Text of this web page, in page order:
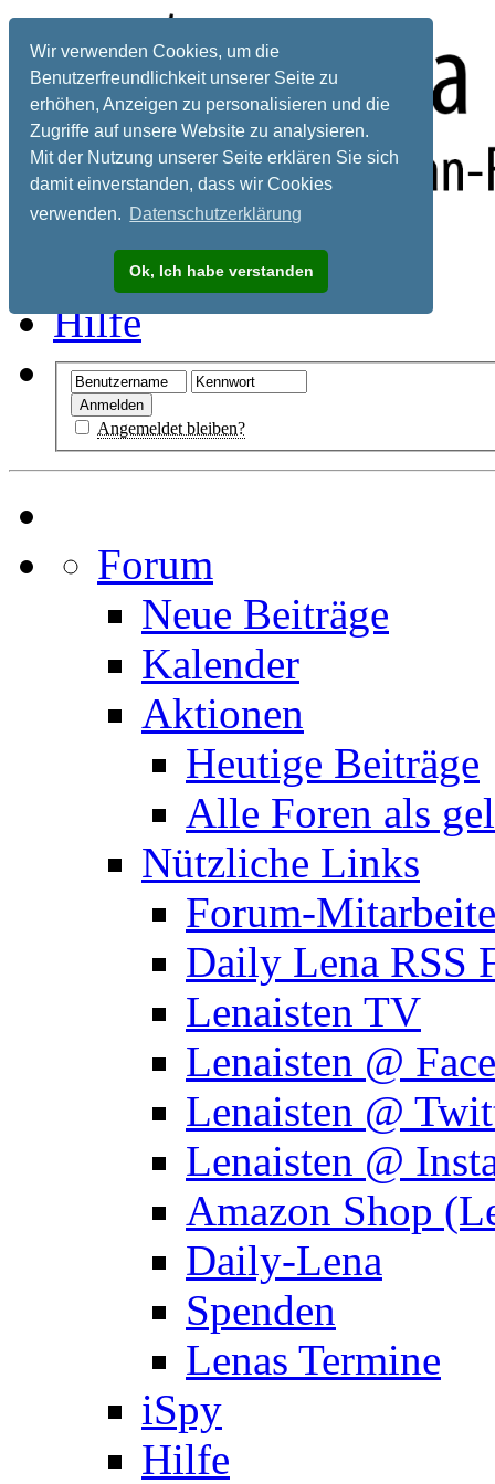
Wir verwenden Cookies, um die
Benutzerfreundlichkeit unserer Seite zu
erhöhen, Anzeigen zu personalisieren und die
Zugriffe auf unsere Website zu analysieren.
Mit der Nutzung unserer Seite erklären Sie sich
damit einverstanden, dass wir Cookies
verwenden. Datenschutzerklärung
Ok, Ich habe verstanden
Registrieren
Hilfe
Angemeldet bleiben?
Forum
Neue Beiträge
Kalender
Aktionen
Heutige Beiträge
Alle Foren als
Nützliche Links
Forum-
Daily Lena RSS
Lenaisten TV
Lenaisten @
Lenaisten @
Lenaisten @
Amazon Shop
Daily-Lena
Spenden
Lenas Termine
iSpy
Hilfe